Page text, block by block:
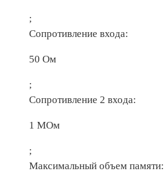
;
Сопротивление входа:
50 Ом
;
Сопротивление 2 входа:
1 МОм
;
Максимальный объем памяти: